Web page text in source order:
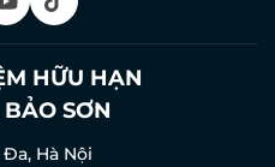
HỮU HẠN
SƠN
Hà Nội